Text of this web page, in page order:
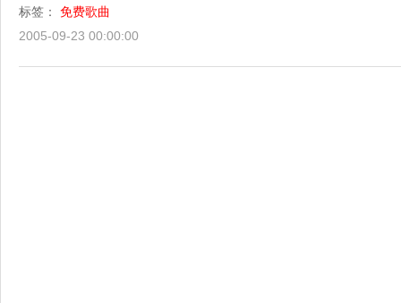
标签： 免费歌曲
2005-09-23 00:00:00